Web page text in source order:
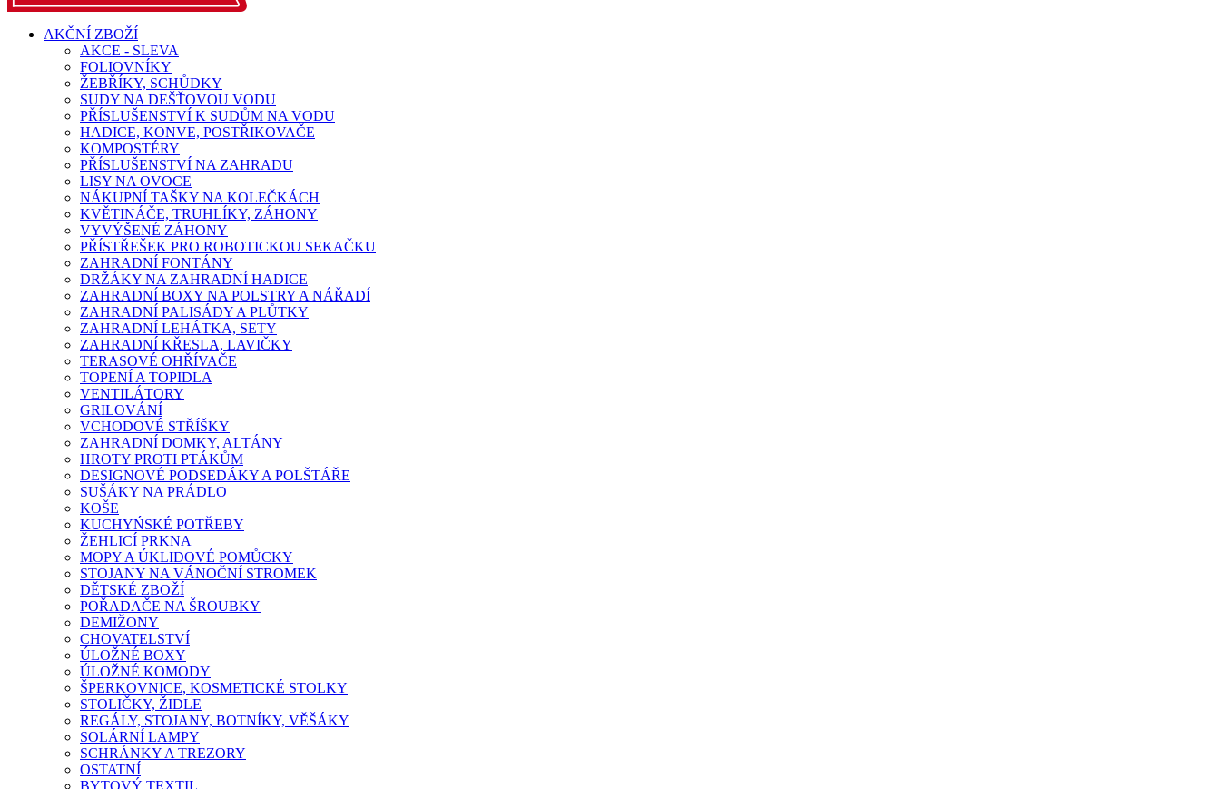
AKČNÍ ZBOŽÍ
AKCE - SLEVA
FOLIOVNÍKY
ŽEBŘÍKY, SCHŮDKY
SUDY NA DEŠŤOVOU VODU
PŘÍSLUŠENSTVÍ K SUDŮM NA VODU
HADICE, KONVE, POSTŘIKOVAČE
KOMPOSTÉRY
PŘÍSLUŠENSTVÍ NA ZAHRADU
LISY NA OVOCE
NÁKUPNÍ TAŠKY NA KOLEČKÁCH
KVĚTINÁČE, TRUHLÍKY, ZÁHONY
VYVÝŠENÉ ZÁHONY
PŘÍSTŘEŠEK PRO ROBOTICKOU SEKAČKU
ZAHRADNÍ FONTÁNY
DRŽÁKY NA ZAHRADNÍ HADICE
ZAHRADNÍ BOXY NA POLSTRY A NÁŘADÍ
ZAHRADNÍ PALISÁDY A PLŮTKY
ZAHRADNÍ LEHÁTKA, SETY
ZAHRADNÍ KŘESLA, LAVIČKY
TERASOVÉ OHŘÍVAČE
TOPENÍ A TOPIDLA
VENTILÁTORY
GRILOVÁNÍ
VCHODOVÉ STŘÍŠKY
ZAHRADNÍ DOMKY, ALTÁNY
HROTY PROTI PTÁKŮM
DESIGNOVÉ PODSEDÁKY A POLŠTÁŘE
SUŠÁKY NA PRÁDLO
KOŠE
KUCHYŃSKÉ POTŘEBY
ŽEHLICÍ PRKNA
MOPY A ÚKLIDOVÉ POMŮCKY
STOJANY NA VÁNOČNÍ STROMEK
DĚTSKÉ ZBOŽÍ
POŘADAČE NA ŠROUBKY
DEMIŽONY
CHOVATELSTVÍ
ÚLOŽNÉ BOXY
ÚLOŽNÉ KOMODY
ŠPERKOVNICE, KOSMETICKÉ STOLKY
STOLIČKY, ŽIDLE
REGÁLY, STOJANY, BOTNÍKY, VĚŠÁKY
SOLÁRNÍ LAMPY
SCHRÁNKY A TREZORY
OSTATNÍ
BYTOVÝ TEXTIL